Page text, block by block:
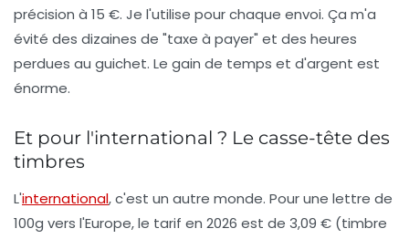
précision à 15 €. Je l'utilise pour chaque envoi. Ça m'a
évité des dizaines de "taxe à payer" et des heures
perdues au guichet. Le gain de temps et d'argent est
énorme.
Et pour l'international ? Le casse-tête des
timbres
L'international, c'est un autre monde. Pour une lettre de
100g vers l'Europe, le tarif en 2026 est de 3,09 € (timbre